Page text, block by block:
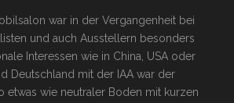
war in der Vergangenheit bei
und auch Ausstellern besonders
Interessen wie in China, USA oder
Deutschland mit der IAA war der
etwas wie neutraler Boden mit kurzen